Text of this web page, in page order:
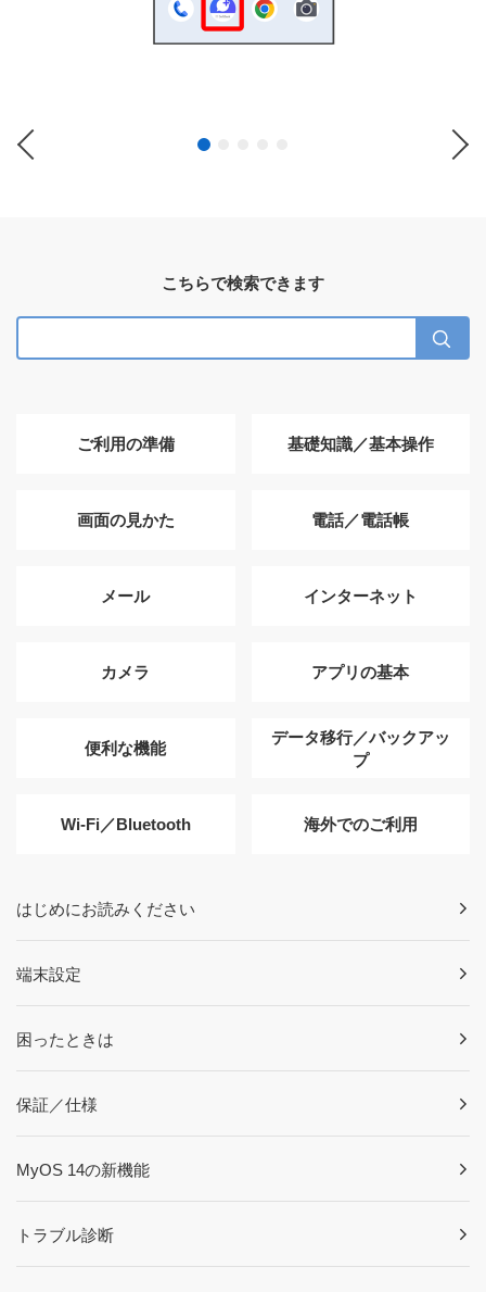
こちらで検索できます
ご利用の準備 基礎知識／基本操作
画面の見かた 電話／電話帳
メール インターネット
カメラ アプリの基本
便利な機能
データ移行／バックアッ
プ
Wi-Fi／Bluetooth 海外でのご利用
はじめにお読みください
端末設定
困ったときは
保証／仕様
MyOS 14の新機能
トラブル診断